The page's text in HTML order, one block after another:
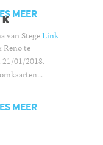
van StegeLink
MEER
Reno te
01/2018.
MEER